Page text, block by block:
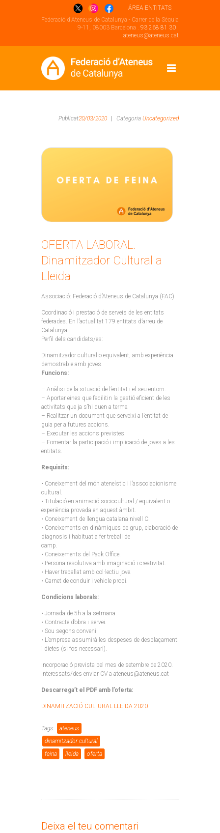
ÁREA ENTITATS
Federació d'Ateneus de Catalunya - Carrer de la Sèquia
9-11, 08003 Barcelona . 93 268 81 30 .
ateneus@ateneus.cat
Publicat20/03/2020 Categoria Uncategorized
OFERTA LABORAL.
Dinamitzador Cultural a
Lleida
Associació: Federació d’Ateneus de Catalunya (FAC)
Coordinació i prestació de serveis de les entitats
federades. En l’actualitat 179 entitats d’arreu de
Catalunya.
Perfil dels candidats/es:
Dinamitzador cultural o equivalent, amb experiència
demostrable amb joves.
Funcions:
– Anàlisi de la situació de l’entitat i el seu entorn.
– Aportar eines que facilitin la gestió eficient de les
activitats que ja s’hi duen a terme.
– Realitzar un document que serveixi a l’entitat de
guia per a futures accions.
– Executar les accions previstes.
– Fomentar la participació i implicació de joves a les
entitats.
Requisits:
• Coneixement del món ateneístic i l’associacionisme
cultural.
• Titulació en animació sociocultural / equivalent o
experiència provada en aquest àmbit.
• Coneixement de llengua catalana nivell C.
• Coneixements en dinàmiques de grup, elaboració de
diagnosis i habituat a fer treball de
camp.
• Coneixements del Pack Office.
• Persona resolutiva amb imaginació i creativitat.
• Haver treballat amb col·lectiu jove.
• Carnet de conduir i vehicle propi.
Condicions laborals:
• Jornada de 5h a la setmana.
• Contracte d’obra i servei.
• Sou segons conveni
• L’empresa assumirà les despeses de desplaçament
i dietes (si fos necessari).
Incorporació prevista pel mes de setembre de 2020.
Interessats/des enviar CV a ateneus@ateneus.cat
Descarrega’t el PDF amb l’oferta:
DINAMITZACIÓ CULTURAL LLEIDA 2020
Tags:
ateneus
dinamitzador cultural
feina
lleida oferta
Deixa el teu comentari